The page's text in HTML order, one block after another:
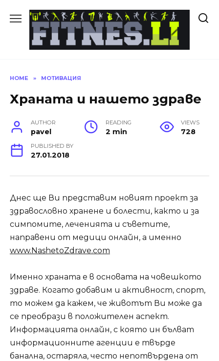
HOME » МОТИВАЦИЯ
Храната и нашето здраве
AUTHOR
pavel
READING
2 min
VIEWS
728
PUBLISHED BY
27.01.2018
Днес ще Ви представим новият проект за
здравословно хранене и болести, както и за
симпомите, леченията и съветите,
направени от медици онлайн, а именно
www.NashetoZdrave.com
Именно храната е в основата на човешкото
здраве. Когато добавим и активност, спорт,
то можем да кажем, че животът Ви може да
се преобрази в положителен аспект.
Информацията онлайн, с която ин бълват
информационните агенции е твърде
банална, остаряла, често непотвърдена от